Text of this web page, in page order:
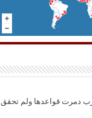
دمرت قواعدها ولم تحقق